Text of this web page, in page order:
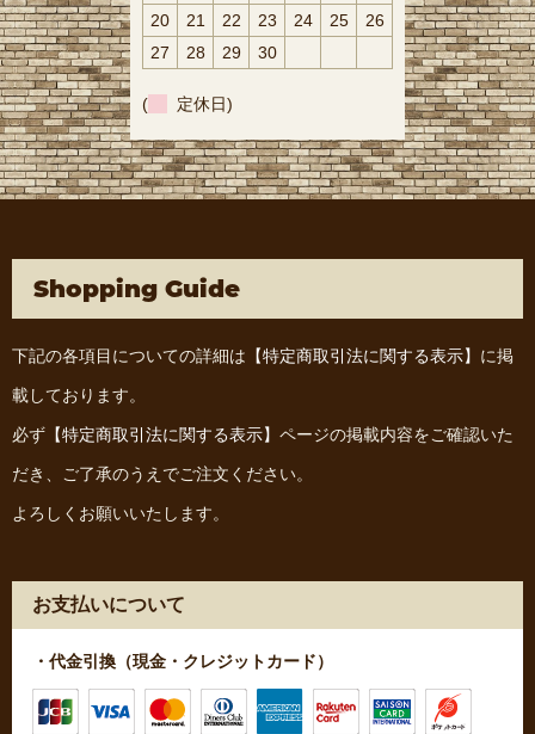
20 21 22 23 24 25
26
27
28 29 30
( 定休日)
Shopping Guide
下記の各項目についての詳細は 【特定商取引法に関する表示】 に掲
載しております。
必ず 【特定商取引法に関する表示】 ページの掲載内容をご確認いた
だき、ご了承のうえでご注文ください。
よろしくお願いいたします。
お支払いについて
・代金引換（現金・クレジットカード）